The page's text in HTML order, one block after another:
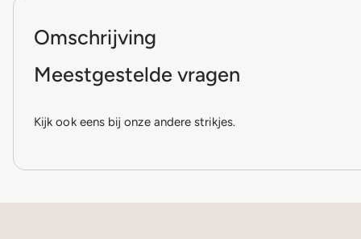
Omschrijving
Meestgestelde vragen
Kijk ook eens bij onze andere strikjes.